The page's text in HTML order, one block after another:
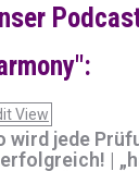
View
wird jede
|